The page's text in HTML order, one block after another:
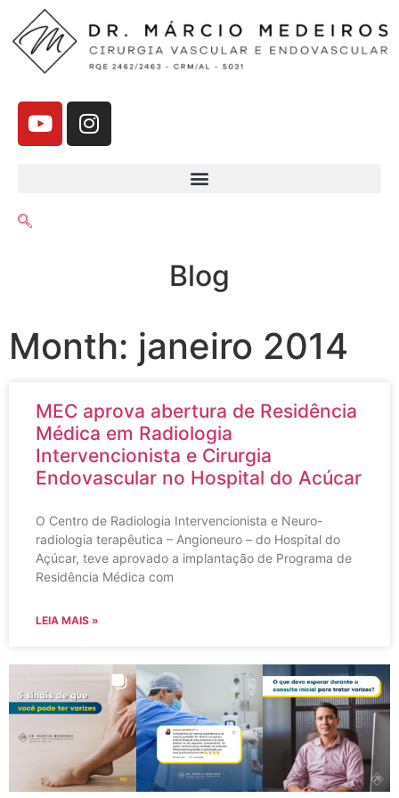
Blog
Month: janeiro 2014
MEC aprova abertura de Residência
Médica em Radiologia
Intervencionista e Cirurgia
Endovascular no Hospital do Acúcar
O Centro de Radiologia Intervencionista e Neuro-
radiologia terapêutica – Angioneuro – do Hospital do
Açúcar, teve aprovado a implantação de Programa de
Residência Médica com
LEIA MAIS »